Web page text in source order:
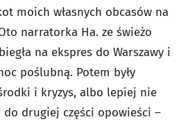
moich własnych obcasów na
narratorka Ha. ze świeżo
na ekspres do Warszawy i
poślubną. Potem były
i kryzys, albo lepiej nie
do drugiej części opowieści –